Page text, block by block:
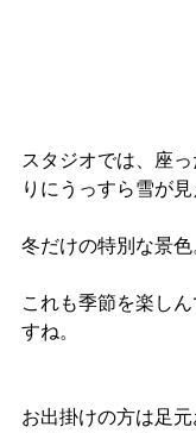
スタジオでは、座
りにうっすら雪が見
冬だけの特別な景色
これも季節を楽し
すね。
お出掛けの方は足